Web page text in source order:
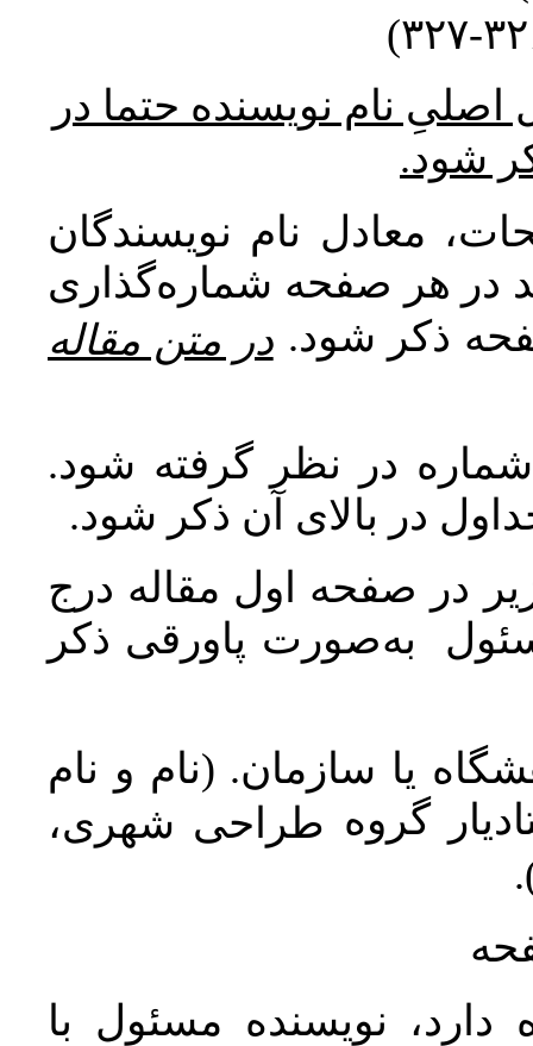
نام نویسنده حتما در
شود.
معادل نام نویسندگان
در هر صفحه شماره‌گذاری
ذکر شود. در متن مقاله
در نظر گرفته شود.
در بالای آن ذکر شود.
در صفحه اول مقاله درج
به‌صورت پاورقی ذکر
یا سازمان. (نام و نام
گروه طراحی شهری،
نویسنده مسئول با